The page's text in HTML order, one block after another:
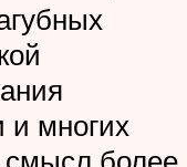
и многих
смысл более